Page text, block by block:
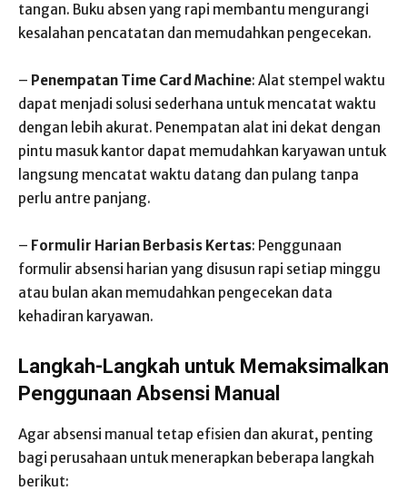
tangan. Buku absen yang rapi membantu mengurangi
kesalahan pencatatan dan memudahkan pengecekan.
– Penempatan Time Card Machine: Alat stempel waktu
dapat menjadi solusi sederhana untuk mencatat waktu
dengan lebih akurat. Penempatan alat ini dekat dengan
pintu masuk kantor dapat memudahkan karyawan untuk
langsung mencatat waktu datang dan pulang tanpa
perlu antre panjang.
– Formulir Harian Berbasis Kertas: Penggunaan
formulir absensi harian yang disusun rapi setiap minggu
atau bulan akan memudahkan pengecekan data
kehadiran karyawan.
Langkah-Langkah untuk Memaksimalkan
Penggunaan Absensi Manual
Agar absensi manual tetap efisien dan akurat, penting
bagi perusahaan untuk menerapkan beberapa langkah
berikut: